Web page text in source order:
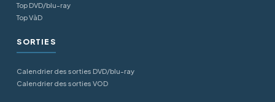
Top DVD/blu-ray
Top VàD
SORTIES
Calendrier des sorties DVD/blu-ray
Calendrier des sorties VOD